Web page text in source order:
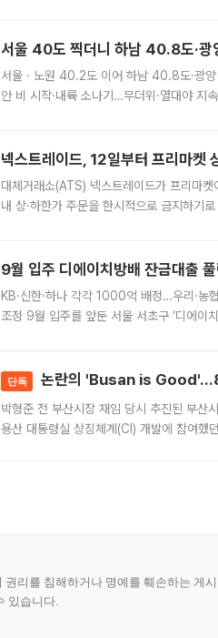
서울 40도 찍더니 하남 40.8도·
서울ㆍ노원 40.2도 이어 하남 40.8도·광
안 비 시작·내륙 소나기…무더위·열대야 지
넥스트레이드, 12일부터 프리마켓
대체거래소(ATS) 넥스트레이드가 프리마
내 상·하한가 주문을 한시적으로 금지하기
9월 입주 디에이치방배 잔금대출
KB·신한·하나 각각 1000억 배정…우리·농
조정 9월 입주를 앞둔 서울 서초구 ‘디에이
단독 논란의 'Busan is Good'…8
박형준 전 부산시장 재임 당시 추진된 부산
용산 대통령실 상징체계(CI) 개발에 참여했